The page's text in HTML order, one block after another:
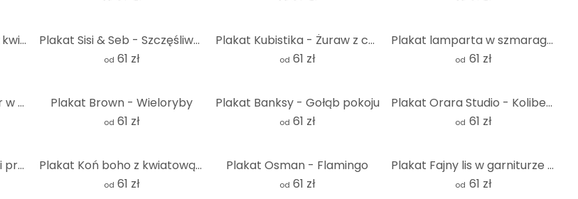
Plakat Szlachetny paw z kwiatami - Haase Plakat Sisi & Seb - Szczęśliwa żyrafa
od 61 zł
Plakat Kubistika - Żuraw z czerwonym słońcem
od 61 zł
Plakat lamparta w szmaragdowej dżungli - Manovski
od 61 zł
Plakat van Duijn - Koliber w magii różowych kwiatów Plakat Brown - Wieloryby
od 61 zł
Plakat Banksy - Gołąb pokoju
od 61 zł
Plakat Orara Studio - Koliber i kwiat - złota roślina
od 61 zł
Plakat Loose - Flamingo i przyjaciele Plakat Koń boho z kwiatową grzywą | Portret konia do pokoju dziecięcego
od 61 zł
Plakat Osman - Flamingo
od 61 zł
Plakat Fajny lis w garniturze - Magnusson
od 61 zł